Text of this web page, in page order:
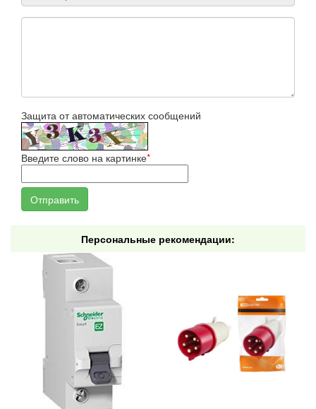
Защита от автоматических сообщений
Введите слово на картинке*
Персональные рекомендации: